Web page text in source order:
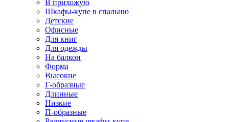
В прихожую
Шкафы-купе в спальню
Детские
Офисные
Для книг
Для одежды
На балкон
Форма
Высокие
Г-образные
Длинные
Низкие
П-образные